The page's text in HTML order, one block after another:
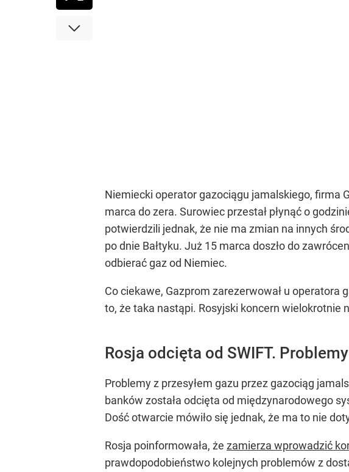
Niemiecki operator gazociągu jamalskiego, firma
marca do zera. Surowiec przestał płynąć o
potwierdzili jednak, że nie ma zmian na innych
po dnie Bałtyku. Już 15 marca doszło do
odbierać gaz od Niemiec.
Co ciekawe, Gazprom zarezerwował u operatora
to, że taka nastąpi. Rosyjski koncern wielokrotnie
Rosja odcięta od SWIFT.
Problemy z przesyłem gazu przez gazociąg
banków została odcięta od międzynarodowego
Dość otwarcie mówiło się jednak, że ma to nie
Rosja poinformowała, że zamierza wprowadzić
prawdopodobieństwo kolejnych problemów z